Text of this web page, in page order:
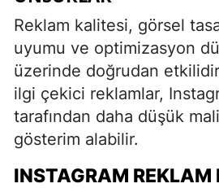
Reklam kalitesi, görsel
uyumu ve optimizasyon
üzerinde doğrudan
ilgi çekici reklamlar,
tarafından daha düşük
gösterim alabilir.
INSTAGRAM